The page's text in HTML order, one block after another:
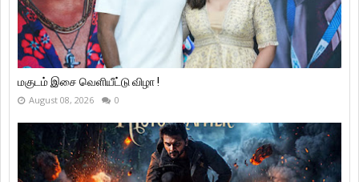
மகுடம் இசை வெளியீட்டு விழா !
August 08, 2026 0